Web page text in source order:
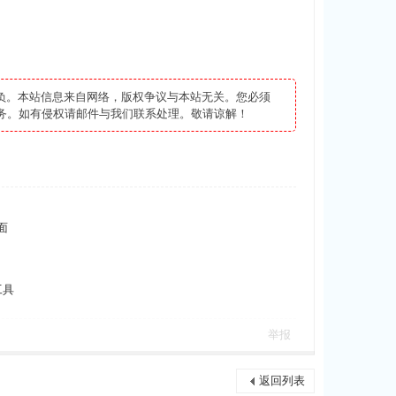
本站信息来自网络，版权争议与本站无关。您必须
如有侵权请邮件与我们联系处理。敬请谅解！
具
举报
返回列表